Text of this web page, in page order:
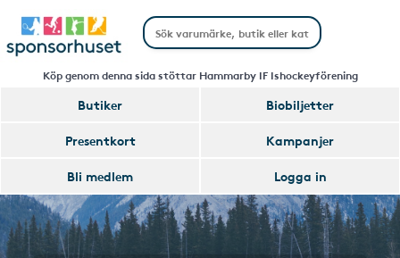
Köp genom denna sida stöttar Hammarby IF Ishockeyförening
Butiker
Biobiljetter
Presentkort
Kampanjer
Bli medlem
Logga in